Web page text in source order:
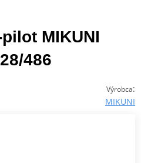
MIKUNI
486
Výrobca:
MIKUNI